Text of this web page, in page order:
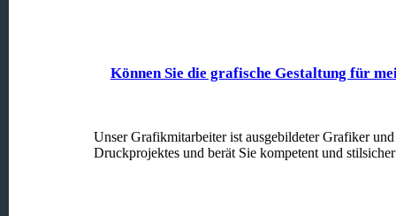
Können Sie die grafische Gestaltung für
Unser Grafikmitarbeiter ist ausgebildeter Grafiker
Druckprojektes und berät Sie kompetent und